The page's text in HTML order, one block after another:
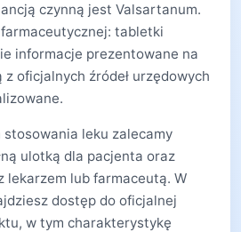
czynną jest Valsartanum.
tabletki
informacje prezentowane na
oficjalnych źródeł urzędowych
stosowania leku zalecamy
ulotką dla pacjenta oraz
lekarzem lub farmaceutą. W
dostęp do oficjalnej
w tym charakterystykę